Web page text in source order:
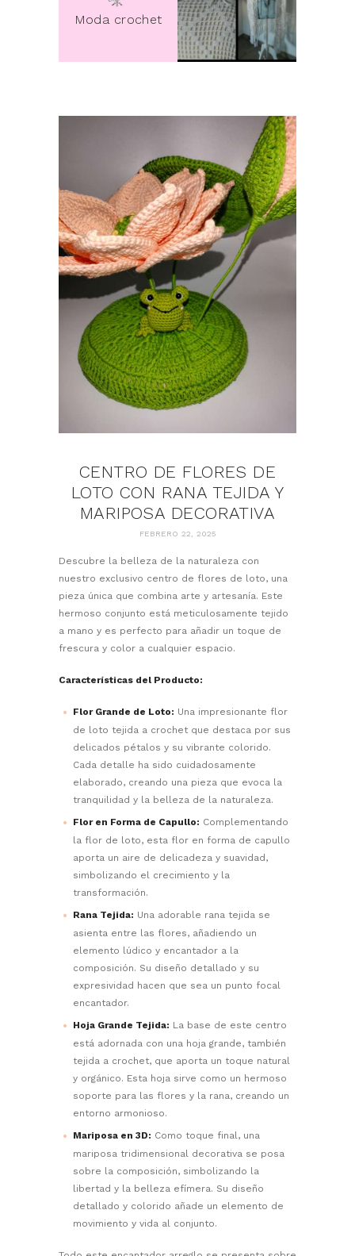
Moda crochet
pin it
CENTRO DE FLORES DE
LOTO CON RANA TEJIDA Y
MARIPOSA DECORATIVA
FEBRERO 22, 2025
Descubre la belleza de la naturaleza con
nuestro exclusivo centro de flores de loto, una
pieza única que combina arte y artesanía. Este
hermoso conjunto está meticulosamente tejido
a mano y es perfecto para añadir un toque de
frescura y color a cualquier espacio.
Características del Producto:
Flor Grande de Loto: Una impresionante flor
de loto tejida a crochet que destaca por sus
delicados pétalos y su vibrante colorido.
Cada detalle ha sido cuidadosamente
elaborado, creando una pieza que evoca la
tranquilidad y la belleza de la naturaleza.
Flor en Forma de Capullo: Complementando
la flor de loto, esta flor en forma de capullo
aporta un aire de delicadeza y suavidad,
simbolizando el crecimiento y la
transformación.
Rana Tejida: Una adorable rana tejida se
asienta entre las flores, añadiendo un
elemento lúdico y encantador a la
composición. Su diseño detallado y su
expresividad hacen que sea un punto focal
encantador.
Hoja Grande Tejida: La base de este centro
está adornada con una hoja grande, también
tejida a crochet, que aporta un toque natural
y orgánico. Esta hoja sirve como un hermoso
soporte para las flores y la rana, creando un
entorno armonioso.
Mariposa en 3D: Como toque final, una
mariposa tridimensional decorativa se posa
sobre la composición, simbolizando la
libertad y la belleza efímera. Su diseño
detallado y colorido añade un elemento de
movimiento y vida al conjunto.